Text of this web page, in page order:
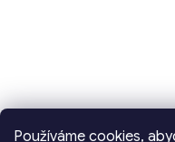
Používáme cookies,